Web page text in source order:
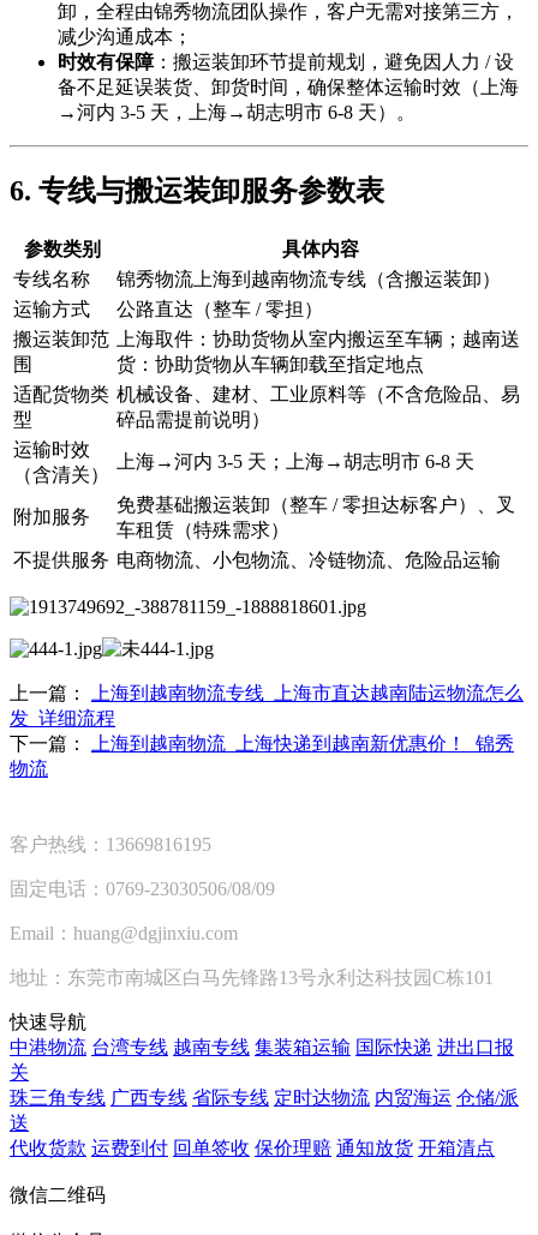
卸，全程由锦秀物流团队操作，客户无需对接第三方，
减少沟通成本；
时效有保障：搬运装卸环节提前规划，避免因人力 / 设
备不足延误装货、卸货时间，确保整体运输时效（上海
→河内 3-5 天，上海→胡志明市 6-8 天）。
6. 专线与搬运装卸服务参数表
参数类别
具体内容
专线名称
锦秀物流上海到越南物流专线（含搬运装卸）
运输方式
公路直达（整车 / 零担）
搬运装卸范
围
上海取件：协助货物从室内搬运至车辆；越南送
货：协助货物从车辆卸载至指定地点
适配货物类
型
机械设备、建材、工业原料等（不含危险品、易
碎品需提前说明）
运输时效
（含清关）
上海→河内 3-5 天；上海→胡志明市 6-8 天
附加服务
免费基础搬运装卸（整车 / 零担达标客户）、叉
车租赁（特殊需求）
不提供服务 电商物流、小包物流、冷链物流、危险品运输
上一篇：
上海到越南物流专线_上海市直达越南陆运物流怎么
发_详细流程
下一篇：
上海到越南物流_上海快递到越南新优惠价！_锦秀
物流
客户热线：13669816195
固定电话：0769-23030506/08/09
Email：huang@dgjinxiu.com
地址：东莞市南城区白马先锋路13号永利达科技园C栋101
快速导航
中港物流 台湾专线 越南专线 集装箱运输 国际快递 进出口报
关
珠三角专线 广西专线 省际专线 定时达物流 内贸海运 仓储/派
送
代收货款 运费到付 回单签收 保价理赔 通知放货 开箱清点
微信二维码